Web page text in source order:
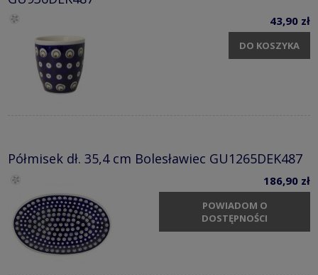
43,90 zł
DO KOSZYKA
Półmisek dł. 35,4 cm Bolesławiec GU1265DEK487
186,90 zł
POWIADOM O
DOSTĘPNOŚCI